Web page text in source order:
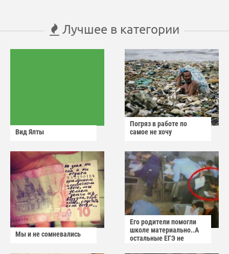
Лучшее в категории
Вид Ялты
Погряз в работе по
самое не хочу
Мы и не сомневались
Его родители помогли
школе материально..А
остальные ЕГЭ не